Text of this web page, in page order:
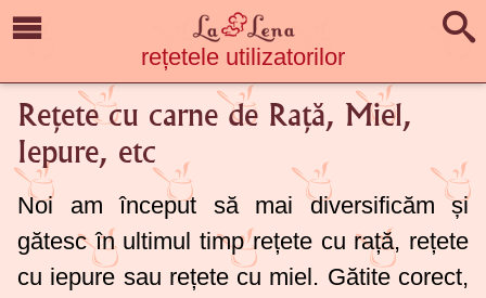
rețetele utilizatorilor
Rețete cu carne de Rață, Miel,
Iepure, etc
Noi am început să mai diversificăm și
gătesc în ultimul timp rețete cu rață, rețete
cu iepure sau rețete cu miel. Gătite corect,